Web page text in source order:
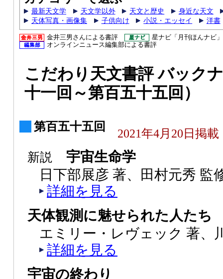
最新天文学 天文学以外 天文と歴史
身近な天文
天体写真・画像集
子供向け 小説・エッセイ 洋書
金井三男さんによる書評
星ナビ「月刊ほんナビ
オンラインニュース編集部による書評
こだわり天文書評 バック
十一回～第百五十五回）
第百五十五回
2021年4月20日掲載
新説
宇宙生命学
日下部展彦 著、田村元秀 監
詳細を見る
天体観測に魅せられた人たち
エミリー・レヴェック 著、
詳細を見る
宇宙の終わり